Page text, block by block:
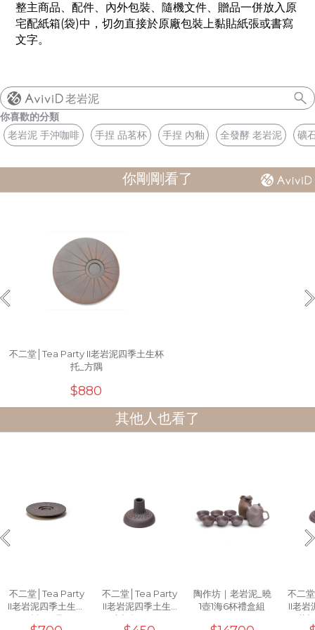
整主商品、配件、內外包裝、隨機文件、贈品一併放入原
宅配紙箱(袋)中，切勿直接於原廠包裝上黏貼紙張或書寫
文字。
老岩泥
你喜歡的分類
老岩泥 手沖咖啡
手捏 品茗杯 手捏 內釉 全發酵 老岩泥 礦
你剛剛看了
不二堂│Tea Party II老岩泥四季土生杯
托_方隅
$880
其他人也看了
不二堂│Tea Party
II老岩泥四季土生杯
托_一隅
不二堂│Tea Party
II老岩泥四季土生_
木根杯_40ml
陶作坊｜老岩泥_曉
1壺1海6杯禮盒組
不二
II老岩
花